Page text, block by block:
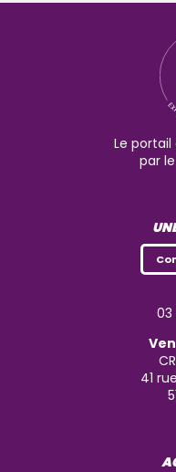
Le portail
par
03
41